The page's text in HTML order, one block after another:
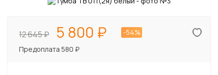
12 645 5 800
-54%
Предоплата 580 ₽